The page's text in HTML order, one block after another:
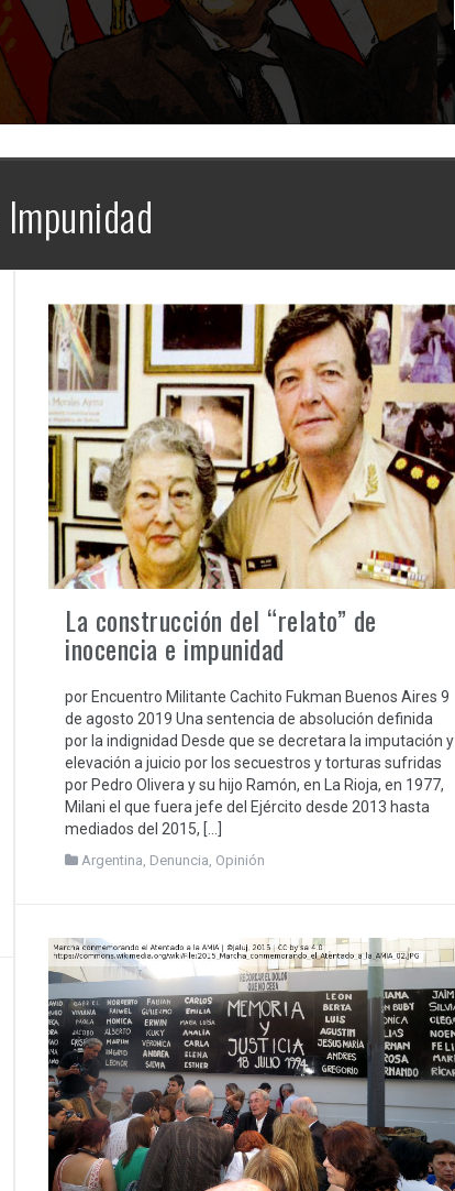
Impunidad
La construcción del “relato” de
inocencia e impunidad
por Encuentro Militante Cachito Fukman Buenos Aires 9
de agosto 2019 Una sentencia de absolución definida
por la indignidad Desde que se decretara la imputación y
elevación a juicio por los secuestros y torturas sufridas
por Pedro Olivera y su hijo Ramón, en La Rioja, en 1977,
Milani el que fuera jefe del Ejército desde 2013 hasta
mediados del 2015, […]
Argentina, Denuncia, Opinión